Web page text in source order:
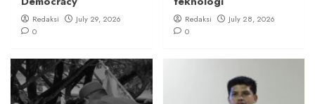
Redaksi
July 29, 2026
0
Redaksi
July 28, 2026
0